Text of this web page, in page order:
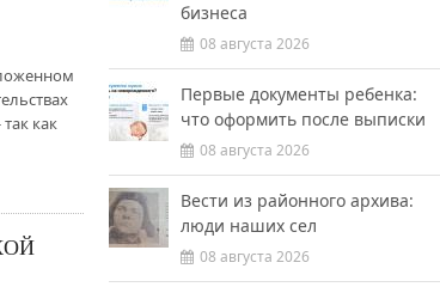
как
бизнеса
08 августа 2026
Первые документы ребенка:
что оформить после выписки
08 августа 2026
Вести из районного архива:
люди наших сел
08 августа 2026